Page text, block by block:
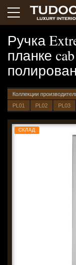
Ручка
планке
Коллекции
PL01
PL02 PL03
СКЛАД